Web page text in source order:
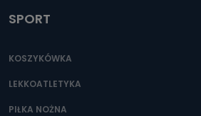
SPORT
KOSZYKÓWKA
LEKKOATLETYKA
PIŁKA NOŻNA